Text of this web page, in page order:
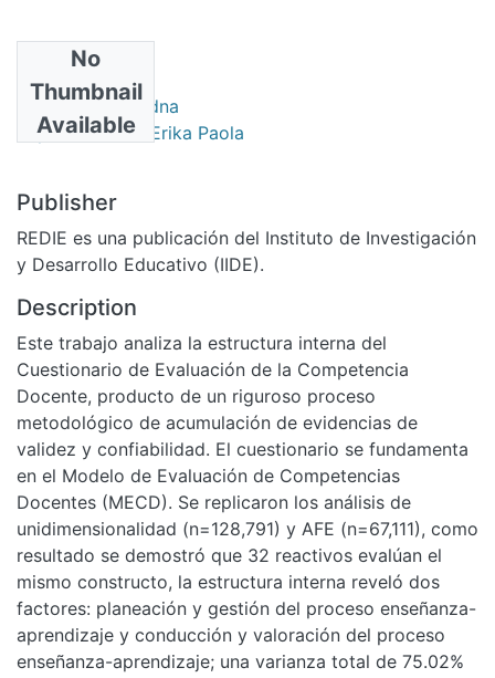
No
Thumbnail
Available
Authors
Luna Serrano, Edna
Reyes Piñuelas, Erika Paola
Publisher
REDIE es una publicación del Instituto de Investigación
y Desarrollo Educativo (IIDE).
Description
Este trabajo analiza la estructura interna del
Cuestionario de Evaluación de la Competencia
Docente, producto de un riguroso proceso
metodológico de acumulación de evidencias de
validez y confiabilidad. El cuestionario se fundamenta
en el Modelo de Evaluación de Competencias
Docentes (MECD). Se replicaron los análisis de
unidimensionalidad (n=128,791) y AFE (n=67,111), como
resultado se demostró que 32 reactivos evalúan el
mismo constructo, la estructura interna reveló dos
factores: planeación y gestión del proceso enseñanza-
aprendizaje y conducción y valoración del proceso
enseñanza-aprendizaje; una varianza total de 75.02%